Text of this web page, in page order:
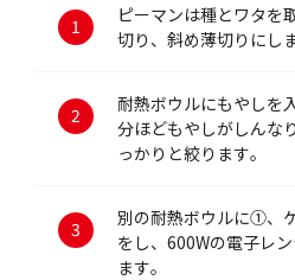
ピーマンは種とワタを
切り、斜め薄切りにし
耐熱ボウルにもやしを
分ほどもやしがしんな
っかりと絞ります。
別の耐熱ボウルに①、
をし、600Wの電子レ
ます。